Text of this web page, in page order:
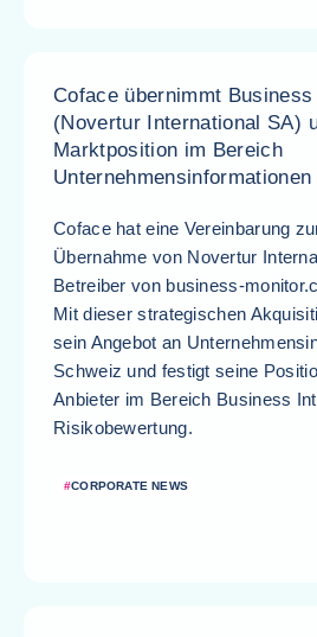
Coface übernimmt
(Novertur International SA)
Marktposition im Bereich
Coface hat eine Vereinbarung
Übernahme von Novertur
Betreiber von business-
Mit dieser strategischen
sein Angebot an
Schweiz und festigt seine
Anbieter im Bereich Business
Risikobewertung.
#CORPORATE NEWS